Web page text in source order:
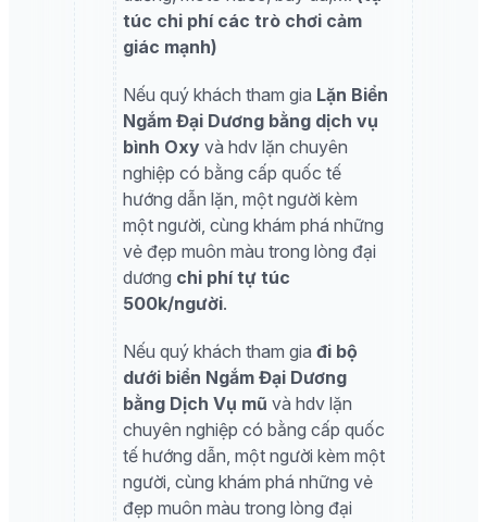
túc chi phí các trò chơi cảm
giác mạnh)
Nếu quý khách tham gia Lặn Biển
Ngắm Đại Dương bằng dịch vụ
bình Oxy và hdv lặn chuyên
nghiệp có bằng cấp quốc tế
hướng dẫn lặn, một người kèm
một người, cùng khám phá những
vẻ đẹp muôn màu trong lòng đại
dương chi phí tự túc
500k/người.
Nếu quý khách tham gia đi bộ
dưới biển Ngắm Đại Dương
bằng Dịch Vụ mũ và hdv lặn
chuyên nghiệp có bằng cấp quốc
tế hướng dẫn, một người kèm một
người, cùng khám phá những vẻ
đẹp muôn màu trong lòng đại